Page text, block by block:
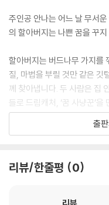
주인공 안나는 어느 날 무서
의 할아버지는 나쁜 꿈을 꾸
할아버지는 버드나무 가지를
질, 마법을 부릴 것만 같은 깃
께 찾아냅니다. 두 사람은 집
들로 드림캐처, ‘꿈 사냥꾼’
던 안나는 이내 달콤한 잠에
아이들이 처음 접하는 세상
출
리뷰/한줄평 0
리뷰